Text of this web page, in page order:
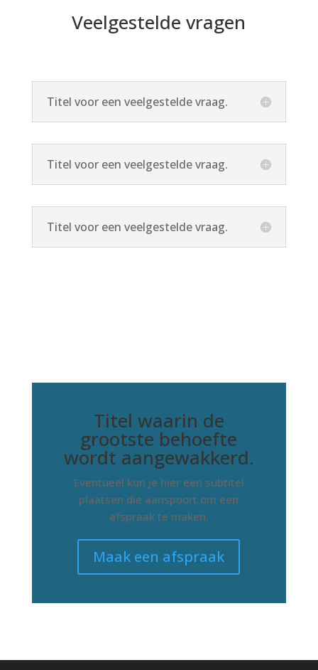
Veelgestelde vragen
Titel voor een veelgestelde vraag.
Titel voor een veelgestelde vraag.
Titel voor een veelgestelde vraag.
Titel waarin de
grootste behoefte
wordt aangewakkerd.
Eventueel kun je hier een subtitel
plaatsen die aanspoort om een
afspraak te maken.
Maak een afspraak